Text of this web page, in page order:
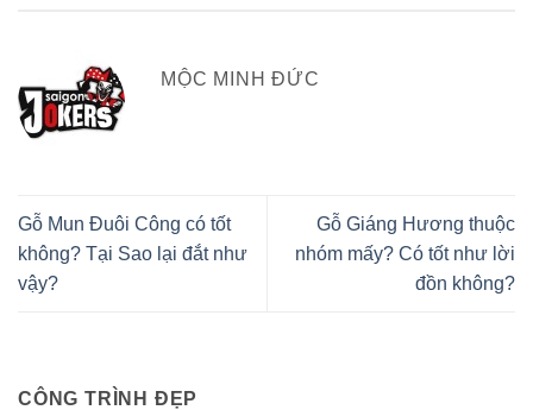
MỘC MINH ĐỨC
Gỗ Mun Đuôi Công có tốt
không? Tại Sao lại đắt như
vậy?
Gỗ Giáng Hương thuộc
nhóm mấy? Có tốt như lời
đồn không?
CÔNG TRÌNH ĐẸP